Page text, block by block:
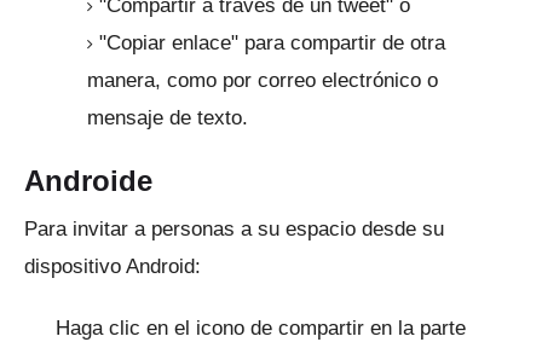
"Compartir a través de un tweet" o
"Copiar enlace" para compartir de otra
manera, como por correo electrónico o
mensaje de texto.
Androide
Para invitar a personas a su espacio desde su
dispositivo Android:
Haga clic en el icono de compartir en la parte